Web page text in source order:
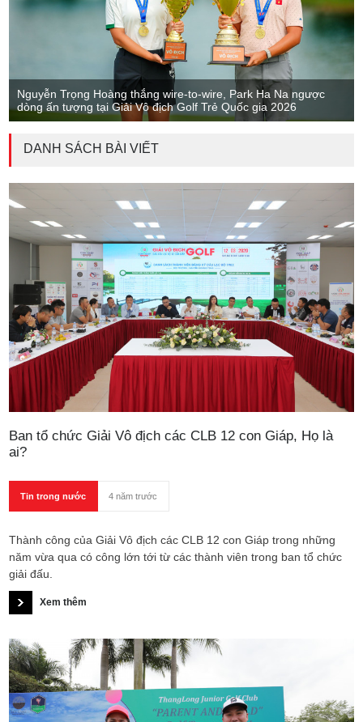
Nguyễn Trọng Hoàng thắng wire-to-wire, Park Ha Na ngược
dòng ấn tượng tại Giải Vô địch Golf Trẻ Quốc gia 2026
DANH SÁCH BÀI VIẾT
Ban tổ chức Giải Vô địch các CLB 12 con Giáp, Họ là
ai?
Tin trong nước 4 năm trước
Thành công của Giải Vô địch các CLB 12 con Giáp trong những
năm vừa qua có công lớn tới từ các thành viên trong ban tổ chức
giải đấu.
Xem thêm